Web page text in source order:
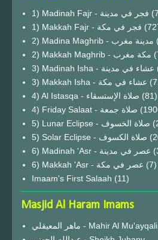
1) Madinah Fajr - فجر في مدينة
1) Makkah Fajr - فجر في مكة
2) Madina Maghrib - مدينة مغرب
2) Makkah Maghrib - مكة مغرب
3) Madinah Isha - عشاء في مدينة
3) Makkah Isha - عشاء في مكة
4) Al Istasqa - صلاة الإستسقاء (81)
4) Friday Salaat - صلاة جمعة
5) Lunar Eclipse - صلاة الخسوف
6) Madinah 'Asr - عصر في مدينة
6) Makkah 'Asr - عصر في مكة (7)
Imaam's First Salaah (11)
Masjid Al Haram Imams
ماهر المعيقلي - Mahir Al Mu'ayqali